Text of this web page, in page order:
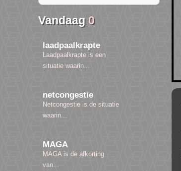
Vandaag 0
laadpaalkrapte
Laadpaalkrapte is een
situatie waarin...
netcongestie
Netcongestie is de situatie
waarin...
MAGA
MAGA is de afkorting
van...